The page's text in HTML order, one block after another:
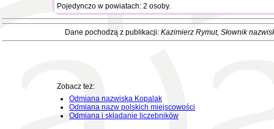
Pojedynczo w powiatach: 2 osoby.
Dane pochodzą z publikacji: Kazimierz Rymut, Słownik
Zobacz też:
Odmiana nazwiska Kopalak
Odmiana nazw polskich miejscowości
Odmiana i składanie liczebników